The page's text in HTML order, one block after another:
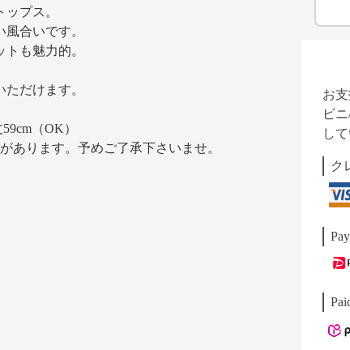
プス。
合いです。
も魅力的。
だけます。
（OK）
あります。予めご了承下さいませ。
お
ビ
し
ク